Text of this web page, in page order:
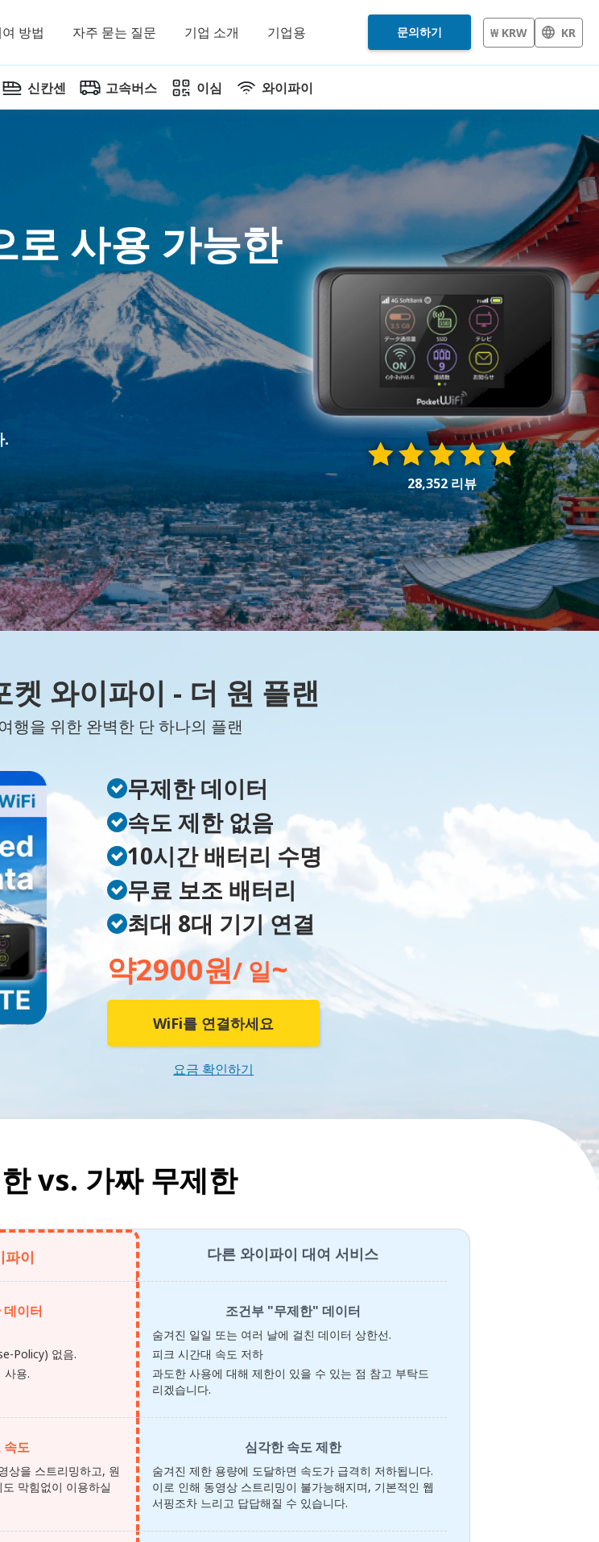
방법 자주 묻는 질문 기업 소개 기업용 문의하기 ₩ KRW KR
신칸센 고속버스 이심 와이파이
28,352 리뷰
로 사용 가능한
.
켓 와이파이 - 더 원 플랜
행을 위한 완벽한 단 하나의 플랜
무제한 데이터
속도 제한 없음
10시간 배터리 수명
무료 보조 배터리
최대 8대 기기 연결
약2900원/ 일~
WiFi를 연결하세요
요금 확인하기
vs. 가짜 무제한
파이 다른 와이파이 대여 서비스
데이터
Policy) 없음.
사용.
조건부 "무제한" 데이터
숨겨진 일일 또는 여러 날에 걸친 데이터 상한선.
피크 시간대 속도 저하
과도한 사용에 대해 제한이 있을 수 있는 점 참고 부탁드
리겠습니다.
속도
상을 스트리밍하고, 원
막힘없이 이용하실
심각한 속도 제한
숨겨진 제한 용량에 도달하면 속도가 급격히 저하됩니다.
이로 인해 동영상 스트리밍이 불가능해지며, 기본적인 웹
서핑조차 느리고 답답해질 수 있습니다.